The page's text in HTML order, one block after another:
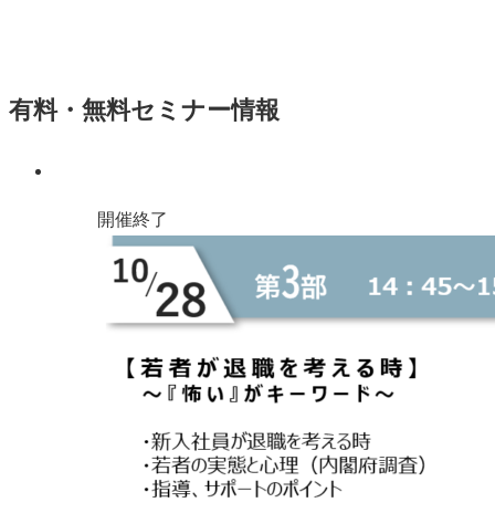
有料・無料セミナー情報
開催終了